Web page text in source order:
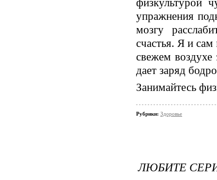
физкультурой
упражнения
мозгу
счастья. Я и сам
свежем
дает заряд
Занимайтесь
Рубрики: Здоровье
ЛЮБИТЕ